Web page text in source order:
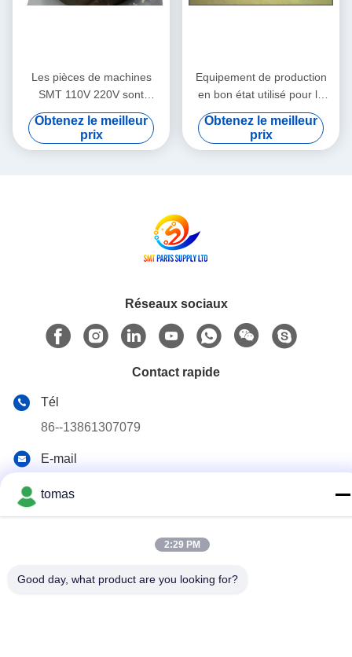
Les pièces de machines
SMT 110V 220V sont
expédiées par avion, Service
d'enseignement sur le
terrain intégré prenant en
Obtenez le meilleur
prix
Equipement de production
en bon état utilisé pour la
réparation, conçu pour une
précision et des
performances constantes
Obtenez le meilleur
prix
Réseaux sociaux
Contact rapide
Tél
86--13861307079
E-mail
de Suzhou Suzhou, Jiangsu, 215127, Chine
tomas
2:29 PM
Good day, what product are you looking for?